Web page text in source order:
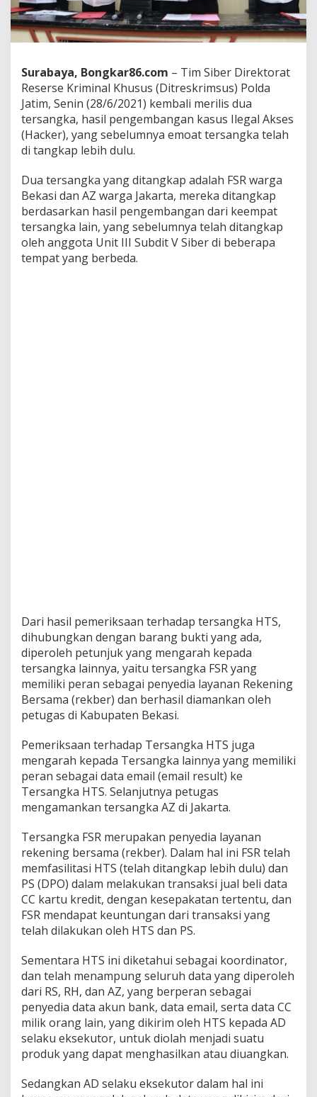
D
i
t
a
g
a
p
P
o
l
d
J
a
t
i
m
Surabaya, Bongkar86.com – Tim Siber Direktorat
Reserse Kriminal Khusus (Ditreskrimsus) Polda
Jatim, Senin (28/6/2021) kembali merilis dua
tersangka, hasil pengembangan kasus Ilegal Akses
(Hacker), yang sebelumnya emoat tersangka telah
di tangkap lebih dulu.
Dua tersangka yang ditangkap adalah FSR warga
Bekasi dan AZ warga Jakarta, mereka ditangkap
berdasarkan hasil pengembangan dari keempat
tersangka lain, yang sebelumnya telah ditangkap
oleh anggota Unit III Subdit V Siber di beberapa
tempat yang berbeda.
Dari hasil pemeriksaan terhadap tersangka HTS,
dihubungkan dengan barang bukti yang ada,
diperoleh petunjuk yang mengarah kepada
tersangka lainnya, yaitu tersangka FSR yang
memiliki peran sebagai penyedia layanan Rekening
Bersama (rekber) dan berhasil diamankan oleh
petugas di Kabupaten Bekasi.
Pemeriksaan terhadap Tersangka HTS juga
mengarah kepada Tersangka lainnya yang memiliki
peran sebagai data email (email result) ke
Tersangka HTS. Selanjutnya petugas
mengamankan tersangka AZ di Jakarta.
Tersangka FSR merupakan penyedia layanan
rekening bersama (rekber). Dalam hal ini FSR telah
memfasilitasi HTS (telah ditangkap lebih dulu) dan
PS (DPO) dalam melakukan transaksi jual beli data
CC kartu kredit, dengan kesepakatan tertentu, dan
FSR mendapat keuntungan dari transaksi yang
telah dilakukan oleh HTS dan PS.
Sementara HTS ini diketahui sebagai koordinator,
dan telah menampung seluruh data yang diperoleh
dari RS, RH, dan AZ, yang berperan sebagai
penyedia data akun bank, data email, serta data CC
milik orang lain, yang dikirim oleh HTS kepada AD
selaku eksekutor, untuk diolah menjadi suatu
produk yang dapat menghasilkan atau diuangkan.
Sedangkan AD selaku eksekutor dalam hal ini